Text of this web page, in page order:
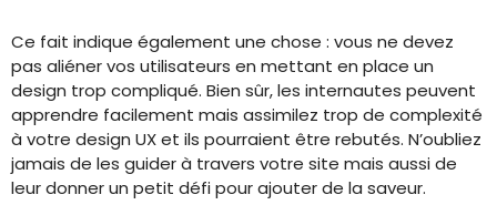
Ce fait indique également une chose : vous ne devez
pas aliéner vos utilisateurs en mettant en place un
design trop compliqué. Bien sûr, les internautes peuvent
apprendre facilement mais assimilez trop de complexité
à votre design UX et ils pourraient être rebutés. N’oubliez
jamais de les guider à travers votre site mais aussi de
leur donner un petit défi pour ajouter de la saveur.